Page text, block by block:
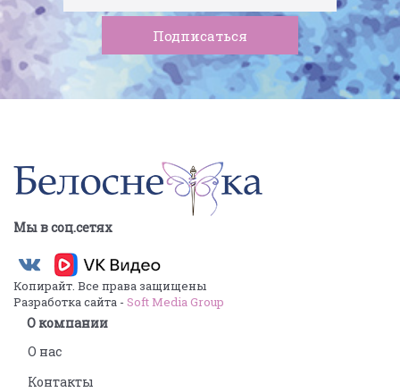
Мы в соц.сетях
Копирайт. Все права защищены
Разработка сайта - Soft Media Group
О компании
О нас
Контакты